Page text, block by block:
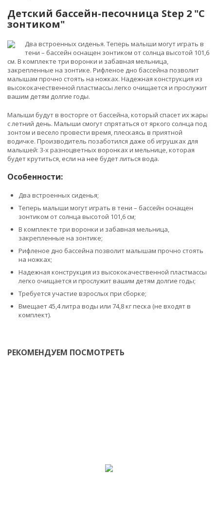
Детский бассейн-песочница Step 2 "С
зонтиком"
Два встроенных сиденья. Теперь малыши могут играть в
тени – бассейн оснащен зонтиком от солнца высотой 101,6
см. В комплекте три воронки и забавная мельница,
закрепленные на зонтике. Рифленое дно бассейна позволит
малышам прочно стоять на ножках. Надежная конструкция из
высококачественной пластмассы легко очищается и прослужит
вашим детям долгие годы.
Малыши будут в восторге от бассейна, который спасет их жары
с летний день. Малыши смогут спрятаться от яркого солнца под
зонтом и весело провести время, плескаясь в приятной
водичке. Производитель позаботился даже об игрушках для
малышей: 3-х разноцветных воронках и мельнице, которая
будет крутиться, если на нее будет литься вода.
Особенности:
Два встроенных сиденья;
Теперь малыши могут играть в тени – бассейн оснащен
зонтиком от солнца высотой 101,6 см;
В комплекте три воронки и забавная мельница,
закрепленные на зонтике;
Рифленое дно бассейна позволит малышам прочно стоять
на ножках;
Надежная конструкция из высококачественной пластмассы
легко очищается и прослужит вашим детям долгие годы;
Требуется участие взрослых при сборке;
Вмещает 45,4 литра воды или 74,8 кг песка (не входят в
комплект).
РЕКОМЕНДУЕМ ПОСМОТРЕТЬ